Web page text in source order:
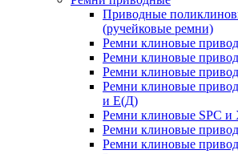
Приводные
(ручейковые ремни)
Ремни клиновые
Ремни клиновые
Ремни клиновые
Ремни клиновые
и Е(Д)
Ремни клиновые SPC и
Ремни клиновые
Ремни клиновые